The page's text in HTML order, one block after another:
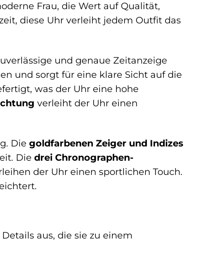
Frau, die Wert auf Qualität,
diese Uhr verleiht jedem Outfit das
und genaue Zeitanzeige
und sorgt für eine klare Sicht auf die
was der Uhr eine hohe
verleiht der Uhr einen
Die goldfarbenen Zeiger und Indizes
Die drei Chronographen-
der Uhr einen sportlichen Touch.
aus, die sie zu einem